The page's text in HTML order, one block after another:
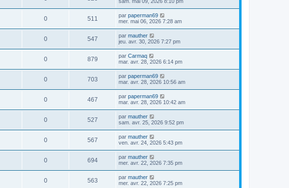
0 511 par paperman69
mer. mai 06, 2026 7:28 am
0 547 par mauther
jeu. avr. 30, 2026 7:27 pm
0 879 par Carmaq
mar. avr. 28, 2026 6:14 pm
0 703 par paperman69
mar. avr. 28, 2026 10:56 am
0 467 par paperman69
mar. avr. 28, 2026 10:42 am
0 527 par mauther
sam. avr. 25, 2026 9:52 pm
0 567 par mauther
ven. avr. 24, 2026 5:43 pm
0 694 par mauther
mer. avr. 22, 2026 7:35 pm
0 563 par mauther
mer. avr. 22, 2026 7:25 pm